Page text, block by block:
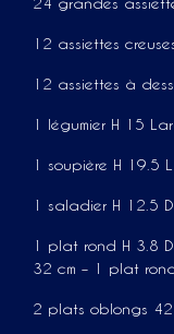
12 assiettes
12 assiettes à
1 légumier H 15
1 soupière H 19.5
1 saladier H 12.5
1 plat rond H 3.8
32 cm – 1 plat
2 plats oblongs 42